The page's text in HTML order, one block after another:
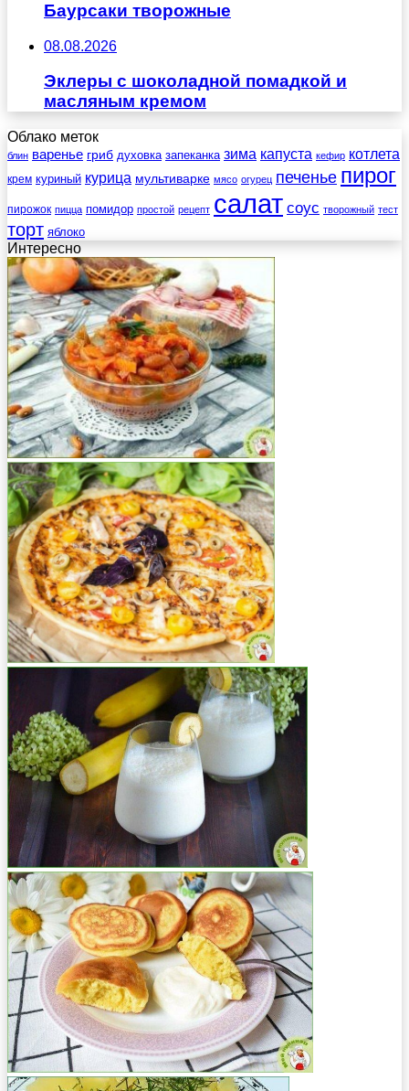
Баурсаки творожные
08.08.2026
Эклеры с шоколадной помадкой и
масляным кремом
Облако меток
блин варенье гриб духовка запеканка зима капуста кефир котлета
крем куриный курица мультиварке мясо огурец печенье пирог
пирожок пицца помидор простой рецепт салат соус творожный тест
торт яблоко
Интересно